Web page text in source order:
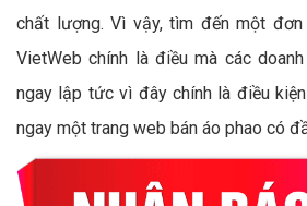
chất lượng. Vì vậy, tìm đến một
VietWeb chính là điều mà các
ngay lập tức vì đây chính là điều
ngay một trang web bán áo phao có